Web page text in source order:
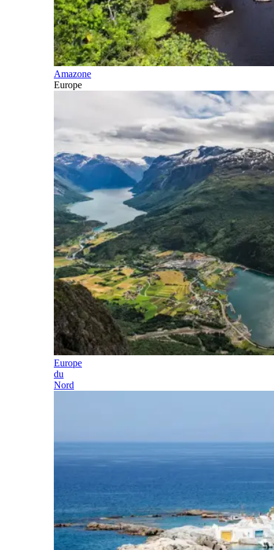
Amazone
Europe
Europe
du
Nord